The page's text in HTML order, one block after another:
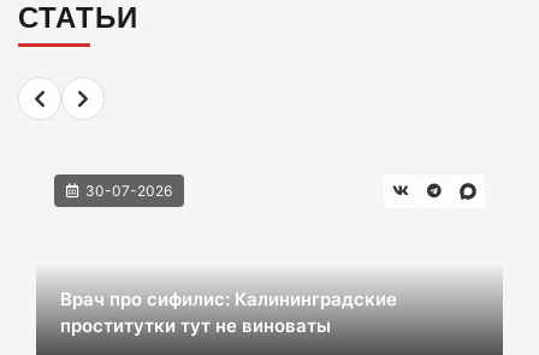
парализовал сервисы
Ищенко ушла от ответа: куда пойдёт
Мэрия Калининграда дала старт продажам
СТАТЬИ
30-07-2026
Врач про сифилис: Калининградские
проститутки тут не виноваты